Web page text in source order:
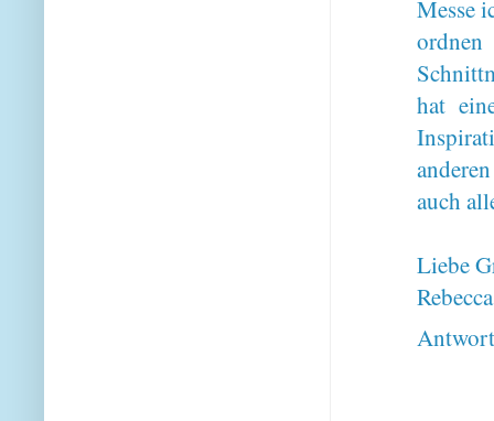
Messe
hat
auch
Liebe